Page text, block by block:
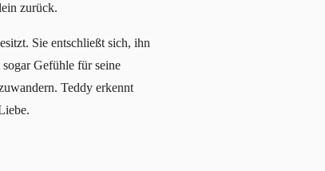
zurück.
Sie entschließt sich, ihn
Gefühle für seine
Teddy erkennt